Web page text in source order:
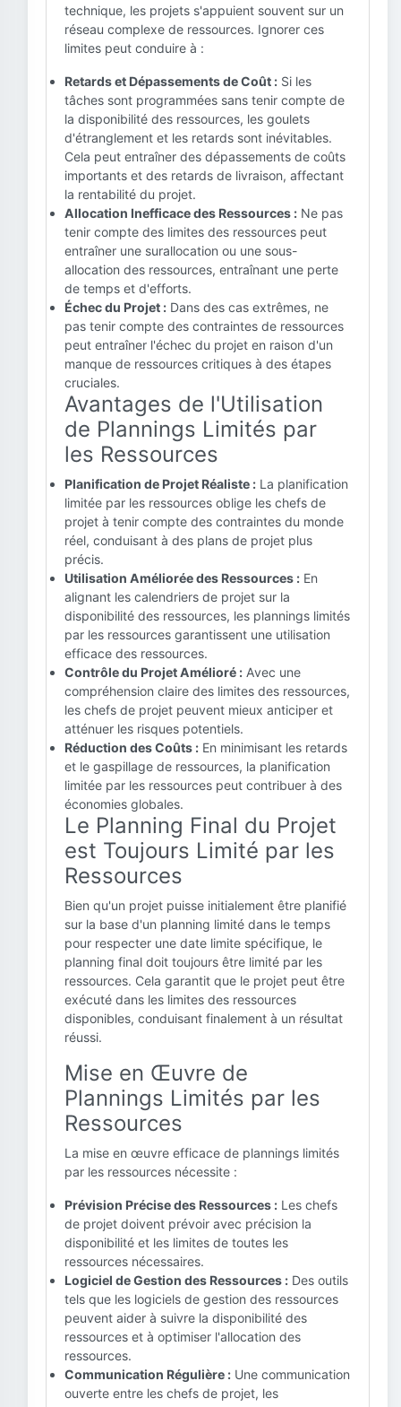
technique, les projets s'appuient souvent sur un
réseau complexe de ressources. Ignorer ces
limites peut conduire à :
Retards et Dépassements de Coût : Si les
tâches sont programmées sans tenir compte de
la disponibilité des ressources, les goulets
d'étranglement et les retards sont inévitables.
Cela peut entraîner des dépassements de coûts
importants et des retards de livraison, affectant
la rentabilité du projet.
Allocation Inefficace des Ressources : Ne pas
tenir compte des limites des ressources peut
entraîner une surallocation ou une sous-
allocation des ressources, entraînant une perte
de temps et d'efforts.
Échec du Projet : Dans des cas extrêmes, ne
pas tenir compte des contraintes de ressources
peut entraîner l'échec du projet en raison d'un
manque de ressources critiques à des étapes
cruciales.
Avantages de l'Utilisation
de Plannings Limités par
les Ressources
Planification de Projet Réaliste : La planification
limitée par les ressources oblige les chefs de
projet à tenir compte des contraintes du monde
réel, conduisant à des plans de projet plus
précis.
Utilisation Améliorée des Ressources : En
alignant les calendriers de projet sur la
disponibilité des ressources, les plannings limités
par les ressources garantissent une utilisation
efficace des ressources.
Contrôle du Projet Amélioré : Avec une
compréhension claire des limites des ressources,
les chefs de projet peuvent mieux anticiper et
atténuer les risques potentiels.
Réduction des Coûts : En minimisant les retards
et le gaspillage de ressources, la planification
limitée par les ressources peut contribuer à des
économies globales.
Le Planning Final du Projet
est Toujours Limité par les
Ressources
Bien qu'un projet puisse initialement être planifié
sur la base d'un planning limité dans le temps
pour respecter une date limite spécifique, le
planning final doit toujours être limité par les
ressources. Cela garantit que le projet peut être
exécuté dans les limites des ressources
disponibles, conduisant finalement à un résultat
réussi.
Mise en Œuvre de
Plannings Limités par les
Ressources
La mise en œuvre efficace de plannings limités
par les ressources nécessite :
Prévision Précise des Ressources : Les chefs
de projet doivent prévoir avec précision la
disponibilité et les limites de toutes les
ressources nécessaires.
Logiciel de Gestion des Ressources : Des outils
tels que les logiciels de gestion des ressources
peuvent aider à suivre la disponibilité des
ressources et à optimiser l'allocation des
ressources.
Communication Régulière : Une communication
ouverte entre les chefs de projet, les